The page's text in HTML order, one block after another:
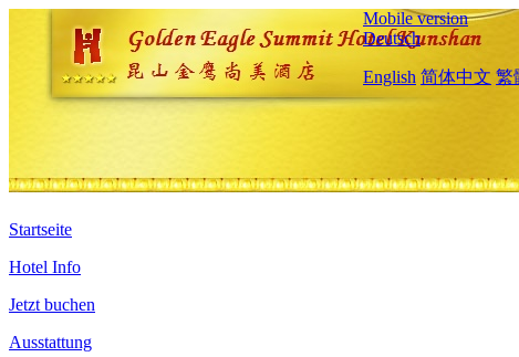
Mobile version
Deutsch
English 简体中文 繁
Startseite
Hotel Info
Jetzt buchen
Ausstattung